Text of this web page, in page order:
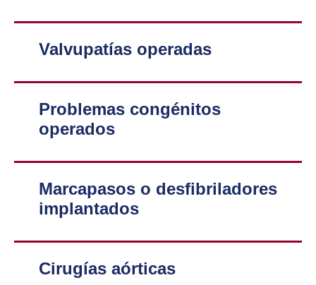
Valvupatías operadas
Problemas congénitos
operados
Marcapasos o desfibriladores
implantados
Cirugías aórticas